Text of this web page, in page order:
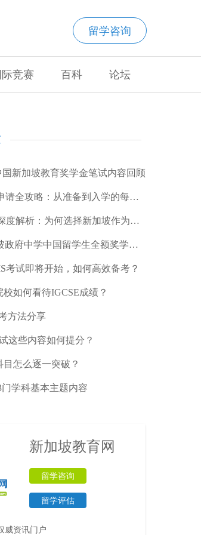
留学咨询
际竞赛 百科 论坛
国新加坡教育奖学金笔试内容回顾
请全攻略：从准备到入学的每一
度解析：为何选择新加坡作为留
政府中学中国留学生全额奖学金
考试即将开始，如何高效备考？
校如何看待IGCSE成绩？
方法分享
这些内容如何提分？
目怎么逐一突破？
门学科基本主题内容
新加坡教育网
留学咨询
留学评估
威资讯门户